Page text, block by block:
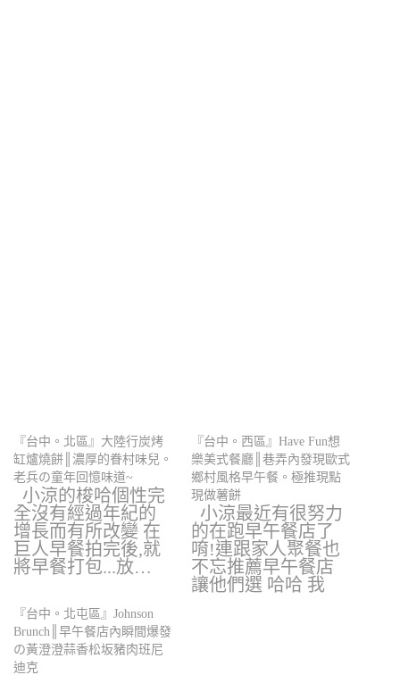
『台中。北區』大陸行炭烤
缸爐燒餅║濃厚的眷村味兒。
老兵の童年回憶味道~
小涼的梭哈個性完
全沒有經過年紀的
增長而有所改變 在
巨人早餐拍完後,就
將早餐打包...放…
『台中。西區』Have Fun想
樂美式餐廳║巷弄內發現歐式
鄉村風格早午餐。極推現點
現做薯餅
小涼最近有很努力
的在跑早午餐店了
唷!連跟家人聚餐也
不忘推薦早午餐店
讓他們選 哈哈 我
『台中。北屯區』Johnson
Brunch║早午餐店內瞬間爆發
の黃澄澄蒜香松坂豬肉班尼
迪克